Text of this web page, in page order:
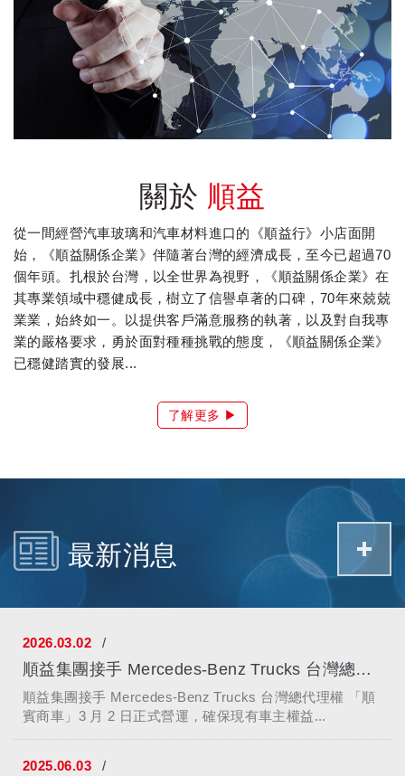
關於 順益
從一間經營汽車玻璃和汽車材料進口的《順益行》小店面開
始，《順益關係企業》伴隨著台灣的經濟成長，至今已超過70
個年頭。扎根於台灣，以全世界為視野，《順益關係企業》在
其專業領域中穩健成長，樹立了信譽卓著的口碑，70年來兢兢
業業，始終如一。以提供客戶滿意服務的執著，以及對自我專
業的嚴格要求，勇於面對種種挑戰的態度，《順益關係企業》
已穩健踏實的發展...
了解更多 ▶
最新消息
+
2026.03.02
順益集團接手 Mercedes-Benz Trucks 台灣總代理權 「順賓商車...
順益集團接手 Mercedes-Benz Trucks 台灣總代理權 「順
賓商車」3 月 2 日正式營運，確保現有車主權益...
2025.06.03